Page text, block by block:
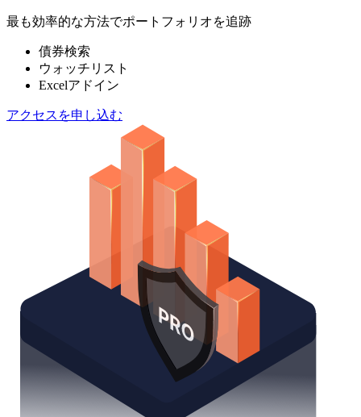
最も効率的な方法でポートフォリオを追跡
債券検索
ウォッチリスト
Excelアドイン
アクセスを申し込む